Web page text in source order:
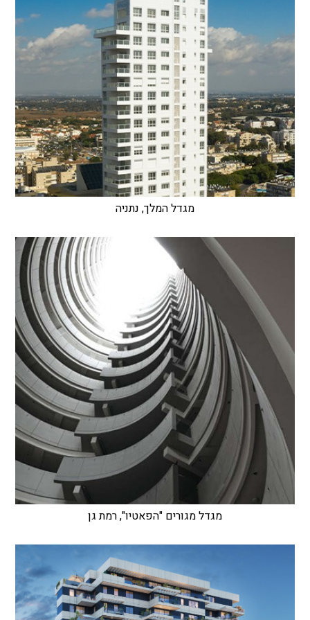
מגדל המלך, נתניה
מגדל מגורים "הפאטיו", רמת גן